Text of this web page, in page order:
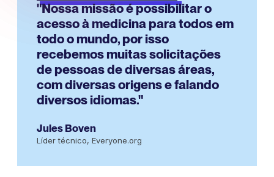
"Nossa missão é possibilitar o
acesso à medicina para todos em
todo o mundo, por isso
recebemos muitas solicitações
de pessoas de diversas áreas,
com diversas origens e falando
diversos idiomas."
Jules Boven
Líder técnico, Everyone.org